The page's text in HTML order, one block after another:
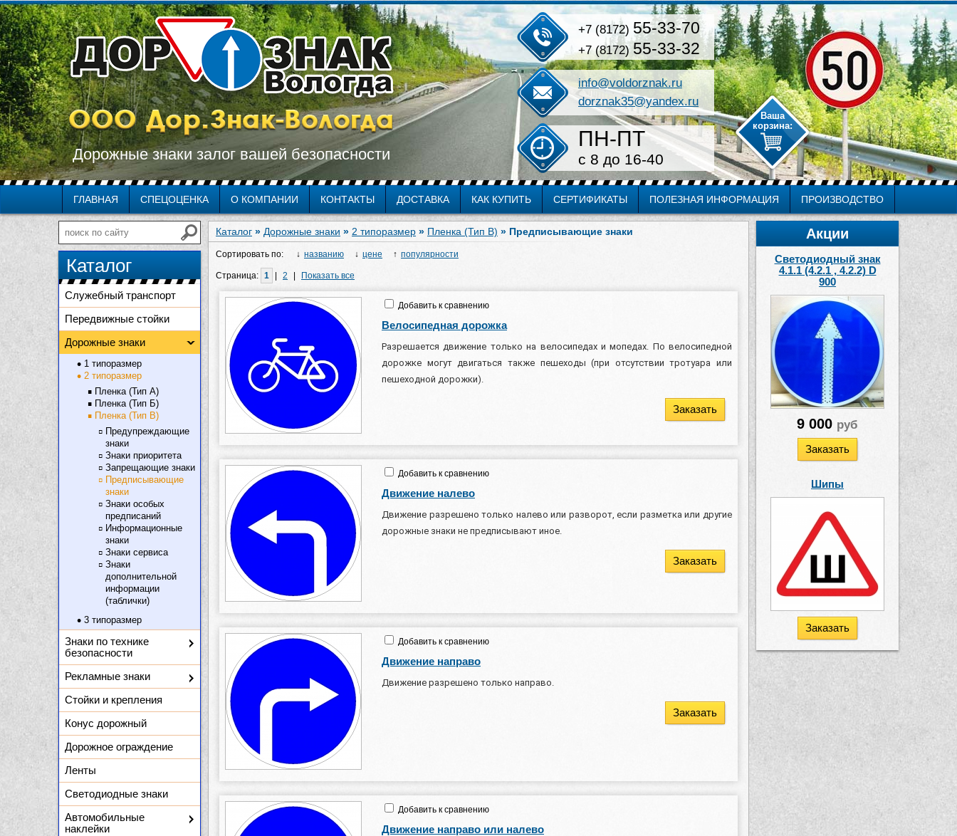
Дорожные знаки залог вашей безопасности
+7 (8172) 55-33-70
+7 (8172) 55-33-32
info@voldorznak.ru
dorznak35@yandex.ru
ПН-ПТ
c 8 до 16-40
ГЛАВНАЯ СПЕЦОЦЕНКА О КОМПАНИИ КОНТАКТЫ ДОСТАВКА КАК КУПИТЬ СЕРТИФИКАТЫ ПОЛЕЗНАЯ ИНФОРМАЦИЯ ПРОИЗВОДСТВО
Каталог
Служебный транспорт
Передвижные стойки
Дорожные знаки
1 типоразмер
2 типоразмер
Пленка (Тип А)
Пленка (Тип Б)
Пленка (Тип В)
Предупреждающие
знаки
Знаки приоритета
Запрещающие знаки
Предписывающие
знаки
Знаки особых
предписаний
Информационные
знаки
Знаки сервиса
Знаки
дополнительной
информации
(таблички)
3 типоразмер
Знаки по технике
безопасности
Рекламные знаки
Стойки и крепления
Конус дорожный
Дорожное ограждение
Ленты
Светодиодные знаки
Автомобильные
наклейки
Акции
Светодиодный знак
4.1.1 (4.2.1 , 4.2.2) D
900
9 000 руб
Заказать
Шипы
Заказать
Каталог » Дорожные знаки » 2 типоразмер » Пленка (Тип В) » Предписывающие знаки
Сортировать по: названию цене популярности
Страница: 1 2 Показать все
Добавить к сравнению
Велосипедная дорожка
Разрешается движение только на велосипедах и мопедах. По велосипедной
дорожке могут двигаться также пешеходы (при отсутствии тротуара или
пешеходной дорожки).
Заказать
Добавить к сравнению
Движение налево
Движение разрешено только налево или разворот, если разметка или другие
дорожные знаки не предписывают иное.
Заказать
Добавить к сравнению
Движение направо
Движение разрешено только направо.
Заказать
Добавить к сравнению
Движение направо или налево